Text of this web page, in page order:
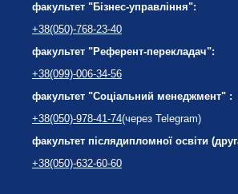
факультет "Бізнес-управління":
+38(050)-768-23-40
факультет "Референт-перекладач":
+38(099)-006-34-56
факультет "Соціальний менеджмент" :
+38(050)-978-41-74(через Telegram)
факультет післядипломної освіти
+38(050)-632-60-60